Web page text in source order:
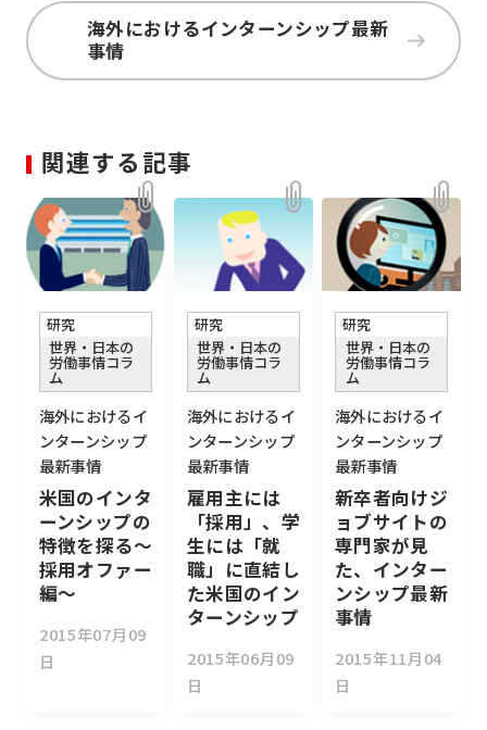
海外におけるインターンシップ最新
事情
関連する記事
研究
世界・日本の
労働事情コラ
ム
海外におけるイ
ンターンシップ
最新事情
米国のインタ
ーンシップの
特徴を探る～
採用オファー
編～
2015年07月09
日
研究
世界・日本の
労働事情コラ
ム
海外におけるイ
ンターンシップ
最新事情
雇用主には
「採用」、学
生には「就
職」に直結し
た米国のイン
ターンシップ
2015年06月09
日
研究
世界・日本の
労働事情コラ
ム
海外におけるイ
ンターンシップ
最新事情
新卒者向けジ
ョブサイトの
専門家が見
た、インター
ンシップ最新
事情
2015年11月04
日